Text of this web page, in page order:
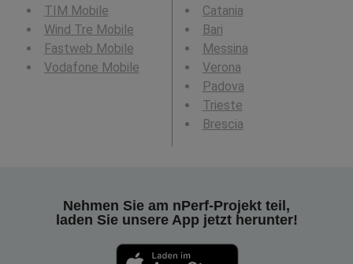
TIM Mobile
Wind Tre Mobile
Fastweb Mobile
Vodafone Mobile
Catania
Bari
Messina
Verona
Padova
Trieste
Brescia
Nehmen Sie am nPerf-Projekt teil,
laden Sie unsere App jetzt herunter!